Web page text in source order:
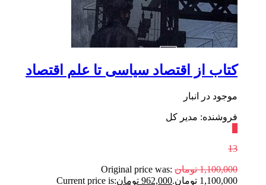
کتاب از اقتصاد سیاسی تا علم اقتصاد
موجود در انبار
فروشنده: مدیر کل
13
1,100,000 تومان Original price was:
1,100,000 تومان.
962,000 تومانCurrent price is: